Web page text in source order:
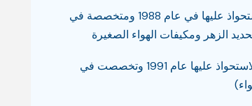
Officine Filiberti تم الاستحواذ عليها في عام 1988 ومتخصصة في
الزهر ومكيفات الهواء الصغيرة
Sanyo Argo Clima تم الاستحواذ عليها عام 1991 وتخصصت في